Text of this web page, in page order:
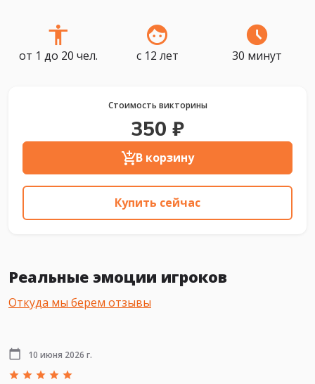
от 1 до 20 чел. с 12 лет 30 минут
Стоимость викторины
350 ₽
В корзину
Купить сейчас
Реальные эмоции игроков
Откуда мы берем отзывы
10 июня 2026 г.